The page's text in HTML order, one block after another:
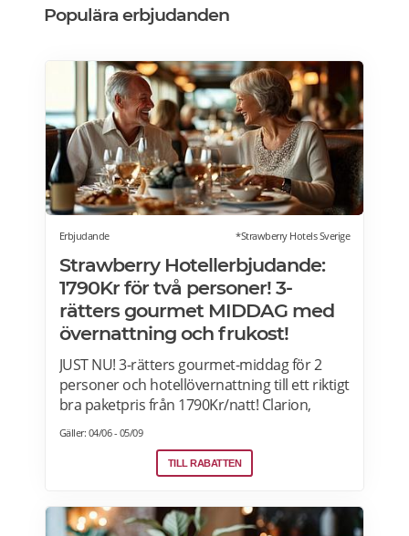
Populära erbjudanden
Erbjudande *Strawberry Hotels Sverige
Strawberry Hotellerbjudande:
1790Kr för två personer! 3-
rätters gourmet MIDDAG med
övernattning och frukost!
JUST NU! 3-rätters gourmet-middag för 2
personer och hotellövernattning till ett riktigt
bra paketpris från 1790Kr/natt! Clarion,
Quality Hotel, Comfort Hotel and Home
Hotel i Sverige, Norge, Danmark och Finland.
Paketet är tillgängligt alla dagar i veckan
fram till 13 september. 2026. Boka senast
den 12 september>>>
Gäller: 04/06 - 05/09
TILL RABATTEN